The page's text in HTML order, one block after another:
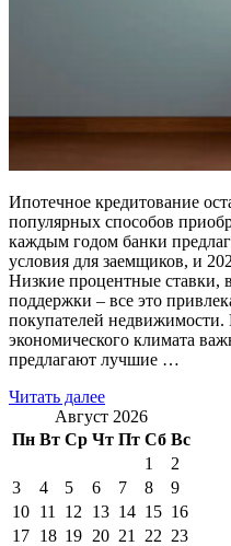
Ипотечное кредитование
популярных способов
каждым годом банки
условия для заемщиков, и
Низкие процентные
поддержки – все это
покупателей
экономического климата
предлагают лучшие …
Читать далее
Август 2026
Пн Вт Ср Чт Пт Сб Вс
1
2
3
4 5 6 7 8
9
10 11 12 13 14 15 16
17 18 19 20 21 22 23